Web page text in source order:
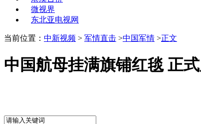
微视界
东北亚电视网
当前位置： 中新视频 > 军情直击 >中国军情 >正文
中国航母挂满旗铺红毯 正